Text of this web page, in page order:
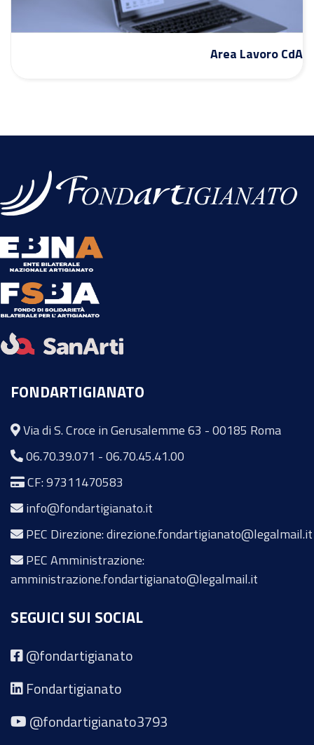
Area Lavoro CdA
FONDARTIGIANATO
Via di S. Croce in Gerusalemme 63 - 00185 Roma
06.70.39.071 -06.70.45.41.00
CF: 97311470583
info@fondartigianato.it
PEC Direzione: direzione.fondartigianato@legalmail.it
PEC Amministrazione:
amministrazione.fondartigianato@legalmail.it
SEGUICI SUI SOCIAL
@fondartigianato
Fondartigianato
@fondartigianato3793